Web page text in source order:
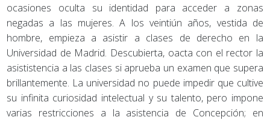
ocasiones oculta su identidad para acceder a zonas
negadas a las mujeres. A los veintiún años, vestida de
hombre, empieza a asistir a clases de derecho en la
Universidad de Madrid. Descubierta, oacta con el rector la
asististencia a las clases si aprueba un examen que supera
brillantemente. La universidad no puede impedir que cultive
su infinita curiosidad intelectual y su talento, pero impone
varias restricciones a la asistencia de Concepción; en